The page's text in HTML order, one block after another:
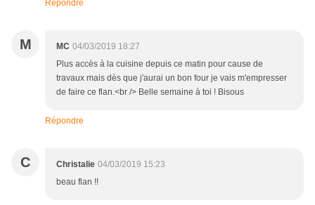
Répondre
M MC 04/03/2019 18:27
Plus accès à la cuisine depuis ce matin pour cause de
travaux mais dès que j'aurai un bon four je vais m'empresser
de faire ce flan.<br /> Belle semaine à toi ! Bisous
Répondre
C Christalie 04/03/2019 15:23
beau flan !!